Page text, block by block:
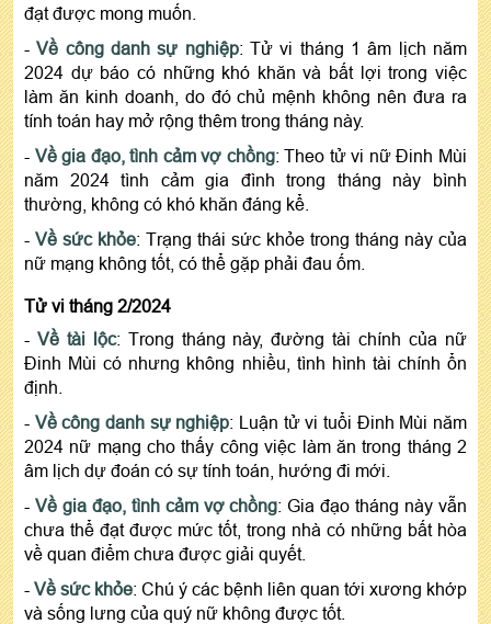
đạt được mong muốn.
-Về công danh sự nghiệp: Tử vi tháng 1 âm lịch năm
2024 dự báo có những khó khăn và bất lợi trong việc
làm ăn kinh doanh, do đó chủ mệnh không nên đưa ra
tính toán hay mở rộng thêm trong tháng này.
- Về gia đạo, tình cảm vợ chồng: Theo tử vi nữ Đinh Mùi
năm 2024 tình cảm gia đình trong tháng này bình
thường, không có khó khăn đáng kể.
- Về sức khỏe: Trạng thái sức khỏe trong tháng này của
nữ mạng không tốt, có thể gặp phải đau ốm.
Tử vi tháng 2/2024
- Về tài lộc: Trong tháng này, đường tài chính của nữ
Đinh Mùi có nhưng không nhiều, tình hình tài chính ổn
định.
- Về công danh sự nghiệp: Luận tử vi tuổi Đinh Mùi năm
2024 nữ mạng cho thấy công việc làm ăn trong tháng 2
âm lịch dự đoán có sự tính toán, hướng đi mới.
- Về gia đạo, tình cảm vợ chồng: Gia đạo tháng này vẫn
chưa thể đạt được mức tốt, trong nhà có những bất hòa
về quan điểm chưa được giải quyết.
- Về sức khỏe: Chú ý các bệnh liên quan tới xương khớp
và sống lưng của quý nữ không được tốt.